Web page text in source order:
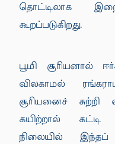
தொட்டிலாக
கூறப்படுகிறது.
பூமி சூரியனால்
விலகாமல்
சூரியனைச் சுற்றி
கயிற்றால் கட்டி
நிலையில் இந்தப்